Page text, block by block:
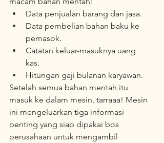
Data penjualan barang dan jasa.
Data pembelian bahan baku ke
pemasok.
Catatan keluar-masuknya uang
kas.
Hitungan gaji bulanan karyawan.
Setelah semua bahan mentah itu
masuk ke dalam mesin, tarraaa! Mesin
ini mengeluarkan tiga informasi
penting yang siap dipakai bos
perusahaan untuk mengambil